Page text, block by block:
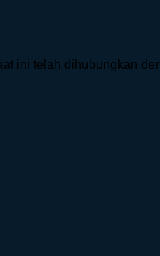
ini telah dihubungkan